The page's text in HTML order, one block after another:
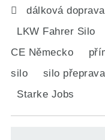
dálková
LKW Fahrer Silo
CE Německo
silo
silo
Starke Jobs